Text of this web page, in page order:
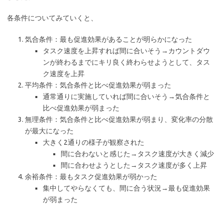
各条件についてみていくと、
気合条件：最も促進効果があることが明らかになった
タスク速度を上昇すれば間に合いそう→カウントダウ
ンが終わるまでにキリ良く終わらせようとして、タス
ク速度を上昇
平均条件：気合条件と比べ促進効果が弱まった
通常通りに実施していれば間に合いそう→気合条件と
比べ促進効果が弱まった
無理条件：気合条件と比べ促進効果が弱まり、変化率の分散
が最大になった
大きく2通りの様子が観察された
間に合わないと感じた→タスク速度が大きく減少
間に合わせようとした→タスク速度が多く上昇
余裕条件：最もタスク促進効果が弱かった
集中してやらなくても、間に合う状況→最も促進効果
が弱まった